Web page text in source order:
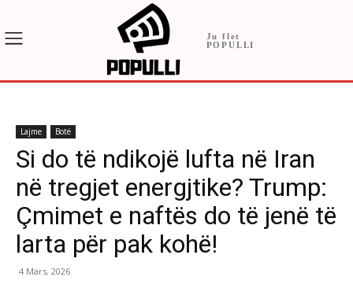
Ju flet
POPULLI
Lajme Botë
Si do të ndikojë lufta në Iran
në tregjet energjtike? Trump:
Çmimet e naftës do të jenë të
larta për pak kohë!
4 Mars, 2026